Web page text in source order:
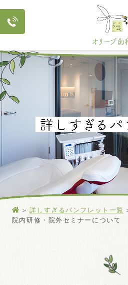
詳しすぎるパンフレット一覧
院内研修・院外セミナーについて